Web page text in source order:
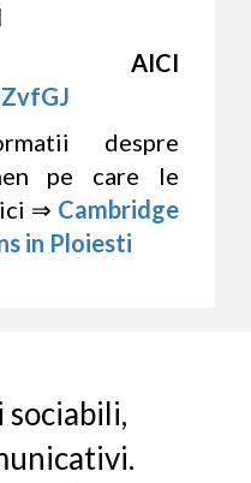
AICI
despre
pe care le
⇒ Cambridge
in Ploiesti
sociabili,